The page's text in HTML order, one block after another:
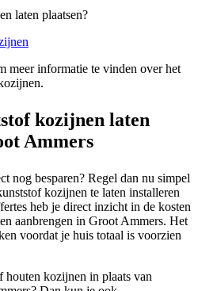
laten plaatsen?
meer informatie te vinden over het
kozijnen laten
Ammers
nog besparen? Regel dan nu simpel
kozijnen te laten installeren
heb je direct inzicht in de kosten
aanbrengen in Groot Ammers. Het
voordat je huis totaal is voorzien
kozijnen in plaats van